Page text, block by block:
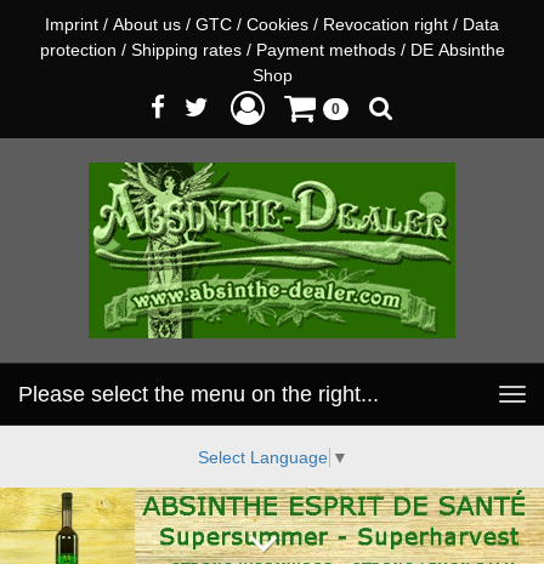
Imprint / About us / GTC / Cookies / Revocation right / Data
protection / Shipping rates / Payment methods / DE Absinthe
Shop
0
Please select the menu on the right...
Toggle
Select Language ▼